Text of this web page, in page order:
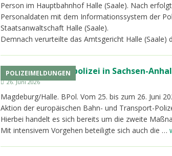
Person im Hauptbahnhof Halle (Saale). Nach
Personaldaten mit dem Informationssystem der
Staatsanwaltschaft Halle (Saale).
Demnach verurteilte das Amtsgericht Halle (Saale)
POLIZEIMELDUNGENBundespolizei in Sachsen-
26. Juni 2026
Magdeburg/Halle. BPol. Vom 25. bis zum 26. Juni
Aktion der europäischen Bahn- und Transport-
Hierbei handelt es sich bereits um die zweite
Mit intensivem Vorgehen beteiligte sich auch die …